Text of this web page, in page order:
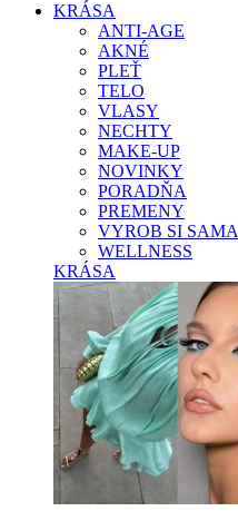
KRÁSA
ANTI-AGE
AKNÉ
PLEŤ
TELO
VLASY
NECHTY
MAKE-UP
NOVINKY
PORADŇA
PREMENY
VYROB SI SAMA
WELLNESS
KRÁSA